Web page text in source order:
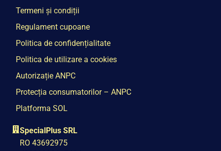
Termeni și condiții
Regulament cupoane
Politica de confidențialitate
Politica de utilizare a cookies
Autorizație ANPC
Protecția consumatorilor – ANPC
Platforma SOL
SpecialPlus SRL
RO 43692975